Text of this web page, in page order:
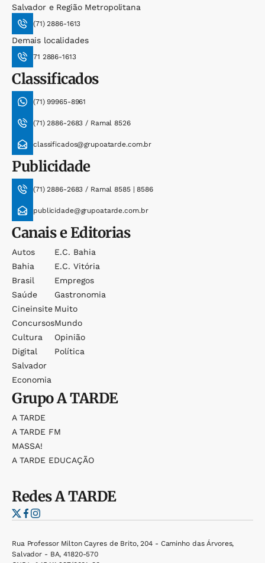
Salvador e Região Metropolitana
(71) 2886-1613
Demais localidades
71 2886-1613
Classificados
(71) 99965-8961
(71) 2886-2683 / Ramal 8526
classificados@grupoatarde.com.br
Publicidade
(71) 2886-2683 / Ramal 8585 | 8586
publicidade@grupoatarde.com.br
Canais e Editorias
Autos
Bahia
Brasil
Saúde
Cineinsite
Concursos
Cultura
Digital
Salvador
Economia
E.c. Bahia
E.c. Vitória
Empregos
Gastronomia
Muito
Mundo
Opinião
Política
GrupoA TARDE
A TARDE
A TARDE FM
MASSA!
A TARDE EDUCAÇÃO
RedesA TARDE
Rua Professor Milton Cayres de Brito, 204 - Caminho das Árvores,
Salvador - BA, 41820-570